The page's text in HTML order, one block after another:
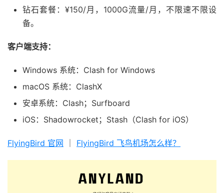
钻石套餐：¥150/月，1000G流量/月，不限速不限设
备。
客户端支持：
Windows 系统：Clash for Windows
macOS 系统：ClashX
安卓系统：Clash；Surfboard
iOS：Shadowrocket；Stash（Clash for iOS）
FlyingBird 官网 FlyingBird 飞鸟机场怎么样？